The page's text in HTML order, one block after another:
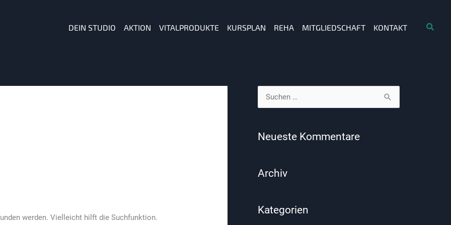
DEIN STUDIO AKTION VITALPRODUKTE KURSPLAN REHA MITGLIEDSCHAFT KONTAKT
werden. Vielleicht hilft die Suchfunktion.
n
a
Neueste Kommentare
Archiv
Kategorien